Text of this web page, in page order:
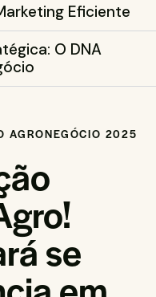
Eficiente
O DNA
AGRONEGÓCIO 2025
se